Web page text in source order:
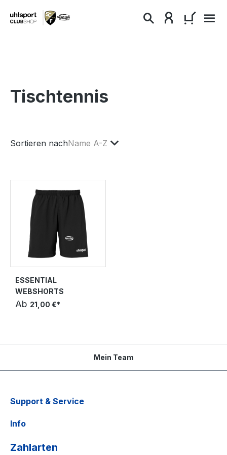
springen
Tischtennis
Sortieren nachName A-Z
ESSENTIAL
WEBSHORTS
Ab 21,00 €*
Mein Team
Support & Service
Info
Zahlarten